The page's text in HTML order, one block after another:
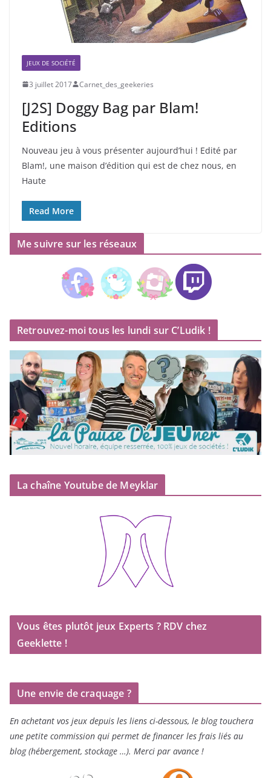
JEUX DE SOCIÉTÉ
3 juillet 2017 Carnet_des_geekeries
[J2S] Doggy Bag par Blam!
Editions
Nouveau jeu à vous présenter aujourd’hui ! Edité par
Blam!, une maison d’édition qui est de chez nous, en
Haute
Read More
Me suivre sur les réseaux
Retrouvez-moi tous les lundi sur C’Ludik !
La chaîne Youtube de Meyklar
Vous êtes plutôt jeux Experts ? RDV chez
Geeklette !
Une envie de craquage ?
En achetant vos jeux depuis les liens ci-dessous, le blog touchera
une petite commission qui permet de financer les frais liés au
blog (hébergement, stockage …). Merci par avance !